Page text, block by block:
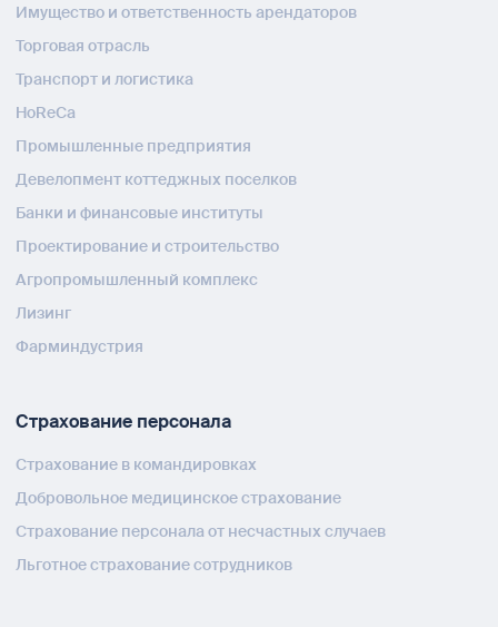
Имущество и ответственность арендаторов
Торговая отрасль
Транспорт и логистика
HoReCa
Промышленные предприятия
Девелопмент коттеджных поселков
Банки и финансовые институты
Проектирование и строительство
Агропромышленный комплекс
Лизинг
Фарминдустрия
Страхование персонала
Страхование в командировках
Добровольное медицинское страхование
Страхование персонала от несчастных случаев
Льготное страхование сотрудников